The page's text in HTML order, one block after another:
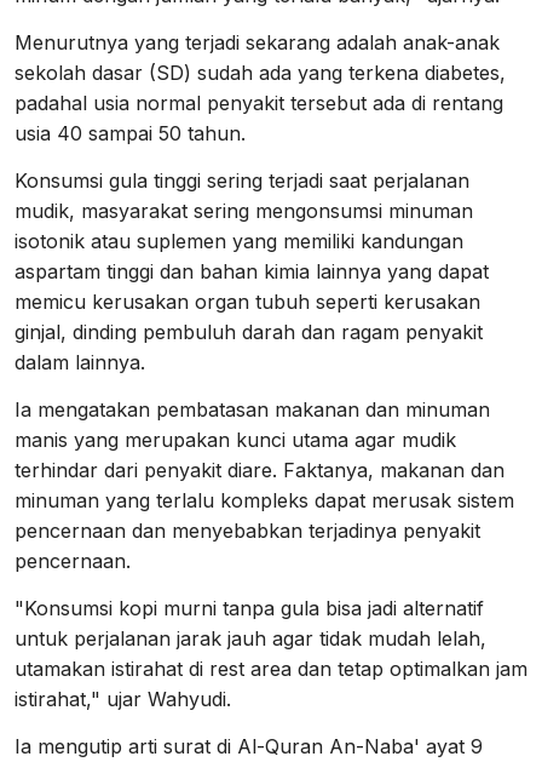
Menurutnya yang terjadi sekarang adalah anak-anak
sekolah dasar (SD) sudah ada yang terkena diabetes,
padahal usia normal penyakit tersebut ada di rentang
usia 40 sampai 50 tahun.
Konsumsi gula tinggi sering terjadi saat perjalanan
mudik, masyarakat sering mengonsumsi minuman
isotonik atau suplemen yang memiliki kandungan
aspartam tinggi dan bahan kimia lainnya yang dapat
memicu kerusakan organ tubuh seperti kerusakan
ginjal, dinding pembuluh darah dan ragam penyakit
dalam lainnya.
Ia mengatakan pembatasan makanan dan minuman
manis yang merupakan kunci utama agar mudik
terhindar dari penyakit diare. Faktanya, makanan dan
minuman yang terlalu kompleks dapat merusak sistem
pencernaan dan menyebabkan terjadinya penyakit
pencernaan.
"Konsumsi kopi murni tanpa gula bisa jadi alternatif
untuk perjalanan jarak jauh agar tidak mudah lelah,
utamakan istirahat di rest area dan tetap optimalkan jam
istirahat," ujar Wahyudi.
Ia mengutip arti surat di Al-Quran An-Naba' ayat 9